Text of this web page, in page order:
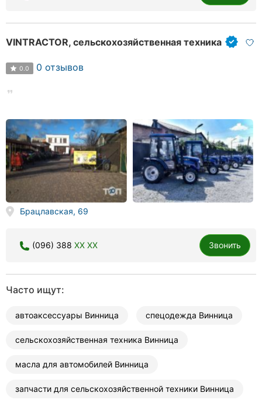
VINTRACTOR, сельскохозяйственная техника
0.0 0 отзывов
Брацлавская, 69
(096) 388 XX XX Звонить
Часто ищут:
автоаксессуары Винница спецодежда Винница
сельскохозяйственная техника Винница
масла для автомобилей Винница
запчасти для сельскохозяйственной техники Винница